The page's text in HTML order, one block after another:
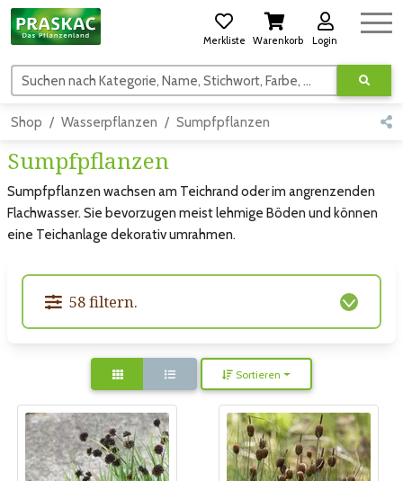
Merkliste Warenkorb Login
Suchen nach Kategorie, Name, Stichwort, Farbe, usw.
Shop Wasserpflanzen Sumpfpflanzen
Sumpfpflanzen
Sumpfpflanzen wachsen am Teichrand oder im angrenzenden
Flachwasser. Sie bevorzugen meist lehmige Böden und können
eine Teichanlage dekorativ umrahmen.
58 filtern.
Sortieren